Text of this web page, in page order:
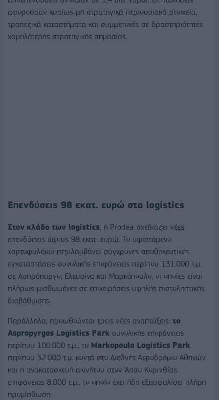
αφορούσαν κυρίως μη στρατηγικά περιουσιακά στοιχεία,
τραπεζικά καταστήματα και συμμετοχές σε δραστηριότητες
χαμηλότερης στρατηγικής σημασίας.
Επενδύσεις 98 εκατ. ευρώ στα logistics
Στον κλάδο των logistics , η Prodea σχεδιάζει νέες
επενδύσεις ύψους 98 εκατ. ευρώ. Το υφιστάμενο
χαρτοφυλάκιο περιλαμβάνει σύγχρονες αποθηκευτικές
εγκαταστάσεις συνολικής επιφάνειας περίπου 131.000 τ.μ.
σε Ασπρόπυργο, Ελευσίνα και Μαρκόπουλο, οι οποίες είναι
πλήρως μισθωμένες σε επιχειρήσεις υψηλής πιστοληπτικής
διαβάθμισης.
Παράλληλα, προωθούνται τρεις νέες αναπτύξεις: το
Aspropyrgos Logistics Park συνολικής επιφάνειας
περίπου 100.000 τ.μ., το Markopoulo Logistics Park
περίπου 32.000 τ.μ. κοντά στο Διεθνές Αεροδρόμιο Αθηνών
και η ανακατασκευή ακινήτου στον Άσσο Κορινθίας
επιφάνειας 8.000 τ.μ., το οποίο έχει ήδη εξασφαλίσει πλήρη
προμίσθωση.